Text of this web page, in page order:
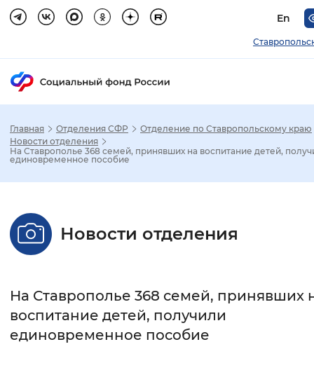
En
Стандартный Увеличенный
Без засечек С засечками
Интервал между буквами
Главная Отделения СФР
Отделение по Ставропольскому краю
Новости отделения
На Ставрополье 368 семей, принявших на воспитание детей,
единовременное пособие
Новости отделения
На Ставрополье 368 семей, принявших
воспитание детей, получили
единовременное пособие